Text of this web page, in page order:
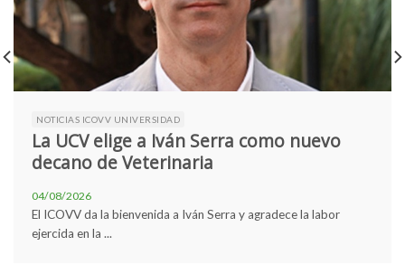
NOTICIAS ICOVV UNIVERSIDAD
La UCV elige a Iván Serra como nuevo
decano de Veterinaria
04/08/2026
El ICOVV da la bienvenida a Iván Serra y agradece la labor
ejercida en la ...